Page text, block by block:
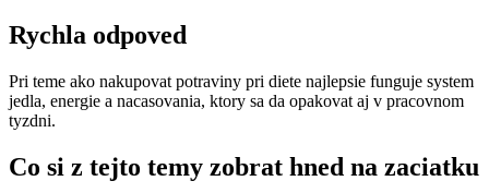
Rychla odpoved
Pri teme ako nakupovat potraviny pri diete najlepsie funguje system
jedla, energie a nacasovania, ktory sa da opakovat aj v pracovnom
tyzdni.
Co si z tejto temy zobrat hned na zaciatku